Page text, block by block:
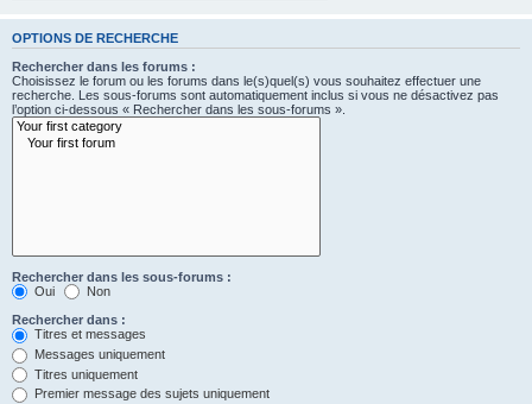
OPTIONS DE RECHERCHE
Rechercher dans les forums :
Choisissez le forum ou les forums dans le(s)quel(s) vous souhaitez effectuer une
recherche. Les sous-forums sont automatiquement inclus si vous ne désactivez pas
l’option ci-dessous « Rechercher dans les sous-forums ».
Rechercher dans les sous-forums :
Oui
Non
Rechercher dans :
Titres et messages
Messages uniquement
Titres uniquement
Premier message des sujets uniquement